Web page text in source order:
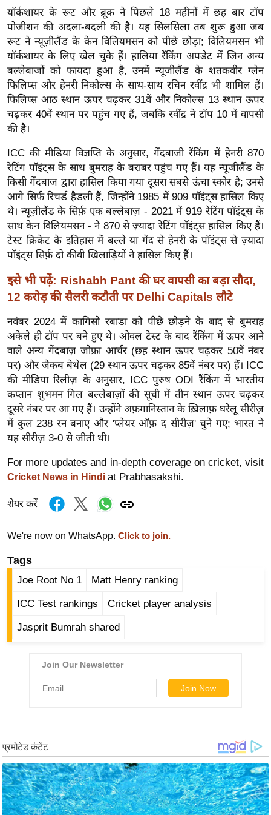
ख्सि
य
त
यं
ग
इं
डि
या
सा
हि
त्य
ज
ग
त
ऑ
टो
र्ल्ड
न्यू
ज
ब्री
फ
म
नो
रं
ज
न
ज
ग
त
ड
हॉ
ली
ड
फि
e
a
k
i
n
यॉर्कशायर के रूट और ब्रूक ने पिछले 18 महीनों में छह बार टॉप
पोजीशन की अदला-बदली की है। यह सिलसिला तब शुरू हुआ जब
रूट ने न्यूज़ीलैंड के केन विलियमसन को पीछे छोड़ा; विलियमसन भी
यॉर्कशायर के लिए खेल चुके हैं। हालिया रैंकिंग अपडेट में जिन अन्य
बल्लेबाजों को फायदा हुआ है, उनमें न्यूजीलैंड के शतकवीर ग्लेन
फिलिप्स और हेनरी निकोल्स के साथ-साथ रचिन रवींद्र भी शामिल हैं।
फिलिप्स आठ स्थान ऊपर चढ़कर 31वें और निकोल्स 13 स्थान ऊपर
चढ़कर 40वें स्थान पर पहुंच गए हैं, जबकि रवींद्र ने टॉप 10 में वापसी
की है।
ICC की मीडिया विज्ञप्ति के अनुसार, गेंदबाजी रैंकिंग में हेनरी 870
रेटिंग पॉइंट्स के साथ बुमराह के बराबर पहुंच गए हैं। यह न्यूजीलैंड के
किसी गेंदबाज द्वारा हासिल किया गया दूसरा सबसे ऊंचा स्कोर है; उनसे
आगे सिर्फ रिचर्ड हैडली हैं, जिन्होंने 1985 में 909 पॉइंट्स हासिल किए
थे। न्यूज़ीलैंड के सिर्फ़ एक बल्लेबाज़ - 2021 में 919 रेटिंग पॉइंट्स के
साथ केन विलियमसन - ने 870 से ज़्यादा रेटिंग पॉइंट्स हासिल किए हैं।
टेस्ट क्रिकेट के इतिहास में बल्ले या गेंद से हेनरी के पॉइंट्स से ज़्यादा
पॉइंट्स सिर्फ़ दो कीवी खिलाड़ियों ने हासिल किए हैं।
इसे भी पढ़ें: Rishabh Pant की घर वापसी का बड़ा सौदा,
12 करोड़ की सैलरी कटौती पर Delhi Capitals लौटे
नवंबर 2024 में कागिसो रबाडा को पीछे छोड़ने के बाद से बुमराह
अकेले ही टॉप पर बने हुए थे। ओवल टेस्ट के बाद रैंकिंग में ऊपर आने
वाले अन्य गेंदबाज़ जोफ्रा आर्चर (छह स्थान ऊपर चढ़कर 50वें नंबर
पर) और जैकब बेथेल (29 स्थान ऊपर चढ़कर 85वें नंबर पर) हैं। ICC
की मीडिया रिलीज़ के अनुसार, ICC पुरुष ODI रैंकिंग में भारतीय
कप्तान शुभमन गिल बल्लेबाज़ों की सूची में तीन स्थान ऊपर चढ़कर
दूसरे नंबर पर आ गए हैं। उन्होंने अफ़गानिस्तान के ख़िलाफ़ घरेलू सीरीज़
में कुल 238 रन बनाए और 'प्लेयर ऑफ़ द सीरीज़' चुने गए; भारत ने
यह सीरीज़ 3-0 से जीती थी।
For more updates and in-depth coverage on cricket, visit
Cricket News in Hindi at Prabhasakshi.
शेयर करें
We're now on WhatsApp. Click to join.
Tags
Joe Root No 1 Matt Henry ranking
ICC Test rankings Cricket player analysis
Jasprit Bumrah shared